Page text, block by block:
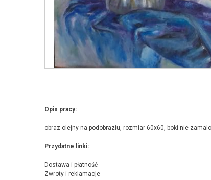
Opis pracy:
obraz olejny na podobraziu, rozmiar 60x60, boki nie
Przydatne linki:
Dostawa i płatność
Zwroty i reklamacje